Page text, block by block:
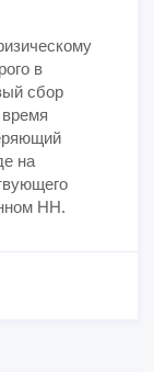
в
сбор
на
НН.